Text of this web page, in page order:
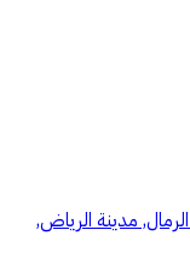
مدينة الرياض,